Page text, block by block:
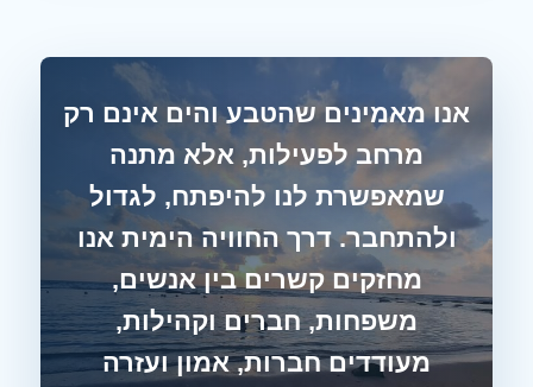
אנו מאמינים שהטבע והים אינם רק
מרחב לפעילות, אלא מתנה
שמאפשרת לנו להיפתח, לגדול
ולהתחבר. דרך החוויה הימית אנו
מחזקים קשרים בין אנשים,
משפחות, חברים וקהילות,
מעודדים חברות, אמון ועזרה